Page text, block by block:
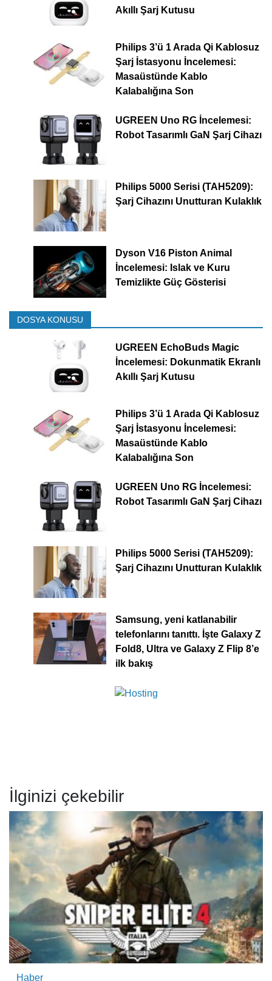
Akıllı Şarj Kutusu
Philips 3’ü 1 Arada Qi Kablosuz
Şarj İstasyonu İncelemesi:
Masaüstünde Kablo
Kalabalığına Son
UGREEN Uno RG İncelemesi:
Robot Tasarımlı GaN Şarj Cihazı
Philips 5000 Serisi (TAH5209):
Şarj Cihazını Unutturan Kulaklık
Dyson V16 Piston Animal
İncelemesi: Islak ve Kuru
Temizlikte Güç Gösterisi
DOSYA KONUSU
UGREEN EchoBuds Magic
İncelemesi: Dokunmatik Ekranlı
Akıllı Şarj Kutusu
Philips 3’ü 1 Arada Qi Kablosuz
Şarj İstasyonu İncelemesi:
Masaüstünde Kablo
Kalabalığına Son
UGREEN Uno RG İncelemesi:
Robot Tasarımlı GaN Şarj Cihazı
Philips 5000 Serisi (TAH5209):
Şarj Cihazını Unutturan Kulaklık
Samsung, yeni katlanabilir
telefonlarını tanıttı. İşte Galaxy Z
Fold8, Ultra ve Galaxy Z Flip 8’e
ilk bakış
İlginizi çekebilir
Haber